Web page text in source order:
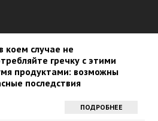
коем случае не
гречку с этими
продуктами: возможны
последствия
ПОДРОБНЕЕ